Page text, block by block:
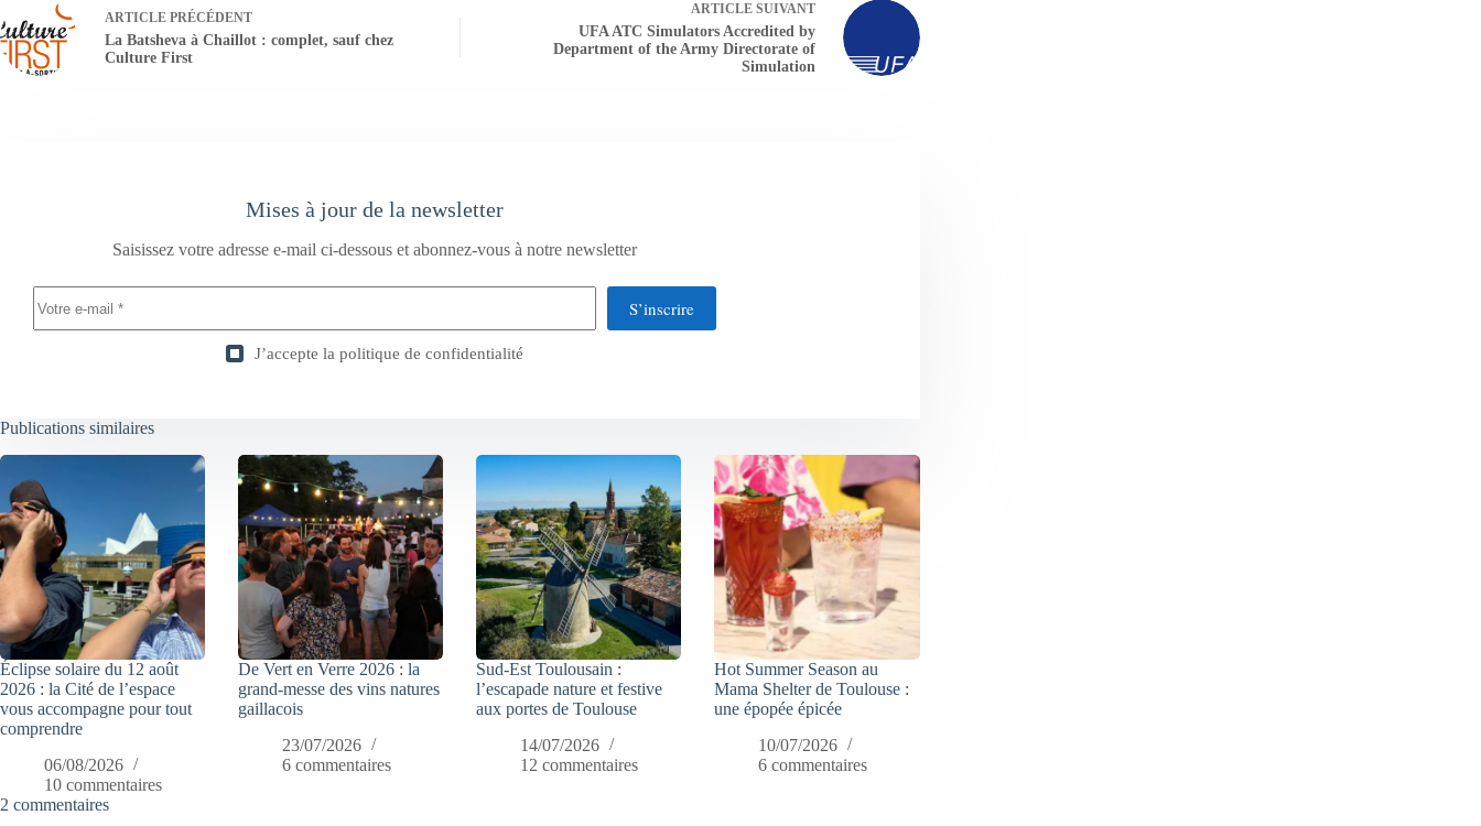
ARTICLE PRÉCÉDENT
La Batsheva à Chaillot : complet, sauf chez
Culture First
ARTICLESUIVANT
UFA ATC Simulators Accredited by
Department of the Army Directorate of
Simulation
Mises à jour de la newsletter
Saisissez votre adresse e-mail ci-dessous et abonnez-vous à notre newsletter
S’inscrire
J’accepte la politique de confidentialité
Publications similaires
Éclipse solaire du 12 août
2026 : la Cité de l’espace
vous accompagne pour tout
comprendre
06/08/2026
10 commentaires
De Vert en Verre 2026 : la
grand-messe des vins natures
gaillacois
23/07/2026
6 commentaires
Sud-Est Toulousain :
l’escapade nature et festive
aux portes de Toulouse
14/07/2026
12 commentaires
Hot Summer Season au
Mama Shelter de Toulouse :
une épopée épicée
10/07/2026
6 commentaires
2 commentaires